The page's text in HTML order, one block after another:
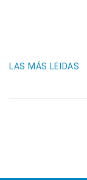
LAS MÁS LEIDAS